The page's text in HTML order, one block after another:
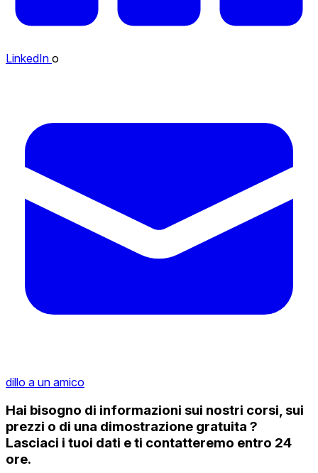
LinkedIn o
dillo a un amico
Hai bisogno di informazioni sui nostri corsi, sui
prezzi o di una dimostrazione gratuita ?
Lasciaci i tuoi dati e ti contatteremo entro 24
ore.